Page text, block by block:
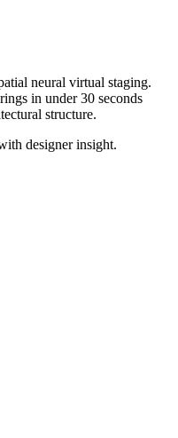
neural virtual staging.
in under 30 seconds
structure.
designer insight.